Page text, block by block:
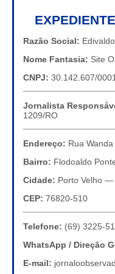
Razão Social:
Nome Fantasia: Site
CNPJ: 30.142.607/
Jornalista
1209/RO
Endereço: Rua
Bairro: Flodoaldo
Cidade: Porto Velho —
CEP: 76820-510
Telefone: (69) 3225-
WhatsApp / Direção
E-mail: